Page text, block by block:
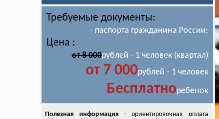
Требуемые документы:
- паспорта гражданина России;
Цена :
от 8 000рублей - 1 человек (квартал)
от 7 000рублей - 1 человек
Бесплатноребенок
Полезная информация- ориентировочная оплата